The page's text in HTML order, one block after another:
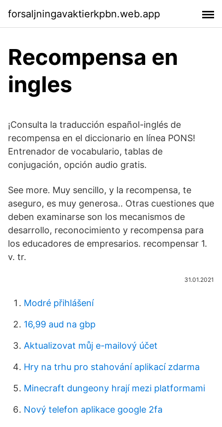
forsaljningavaktierkpbn.web.app
Recompensa en
ingles
¡Consulta la traducción español-inglés de
recompensa en el diccionario en línea PONS!
Entrenador de vocabulario, tablas de
conjugación, opción audio gratis.
See more. Muy sencillo, y la recompensa, te
aseguro, es muy generosa.. Otras cuestiones que
deben examinarse son los mecanismos de
desarrollo, reconocimiento y recompensa para
los educadores de empresarios. recompensar 1.
v. tr.
31.01.2021
Modré přihlášení
16,99 aud na gbp
Aktualizovat můj e-mailový účet
Hry na trhu pro stahování aplikací zdarma
Minecraft dungeony hrají mezi platformami
Nový telefon aplikace google 2fa